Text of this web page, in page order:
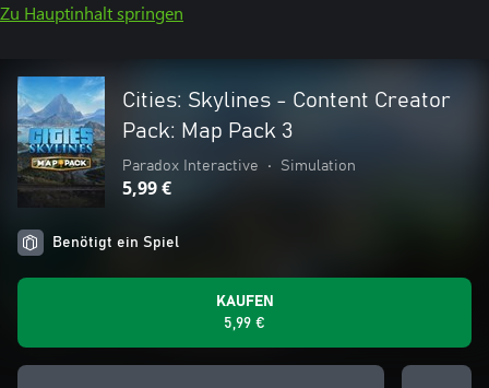
Zu Hauptinhalt springen
Cities: Skylines - Content Creator
Pack: Map Pack 3
Paradox Interactive • Simulation
5,99 €
Benötigt ein Spiel
KAUFEN
5,99 €